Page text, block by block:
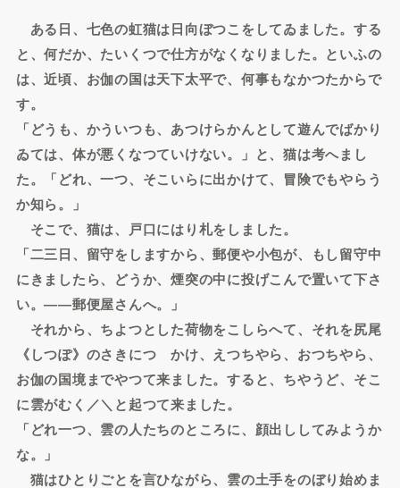
ある日、七色の虹猫は日向ぼつこをしてゐました。する
と、何だか、たいくつで仕方がなくなりました。といふの
は、近頃、お伽の国は天下太平で、何事もなかつたからで
す。
「どうも、かういつも、あつけらかんとして遊んでばかり
ゐては、体が悪くなつていけない。」と、猫は考へまし
た。「どれ、一つ、そこいらに出かけて、冒険でもやらう
か知ら。」
そこで、猫は、戸口にはり札をしました。
「二三日、留守をしますから、郵便や小包が、もし留守中
にきましたら、どうか、煙突の中に投げこんで置いて下さ
い。――郵便屋さんへ。」
それから、ちよつとした荷物をこしらへて、それを尻尾
《しつぽ》のさきにつゝかけ、えつちやら、おつちやら、
お伽の国境までやつて来ました。すると、ちやうど、そこ
に雲がむく／＼と起つて来ました。
「どれ一つ、雲の人たちのところに、顔出ししてみようか
な。」
猫はひとりごとを言ひながら、雲の土手をのぼり始めま